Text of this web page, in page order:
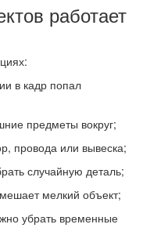
работает
в кадр попал
предметы вокруг;
провода или вывеска;
случайную деталь;
мелкий объект;
убрать временные